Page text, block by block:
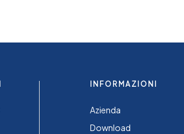
INFORMAZIONI
Azienda
Download